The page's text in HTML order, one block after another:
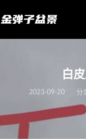
白
2023-09-20 分